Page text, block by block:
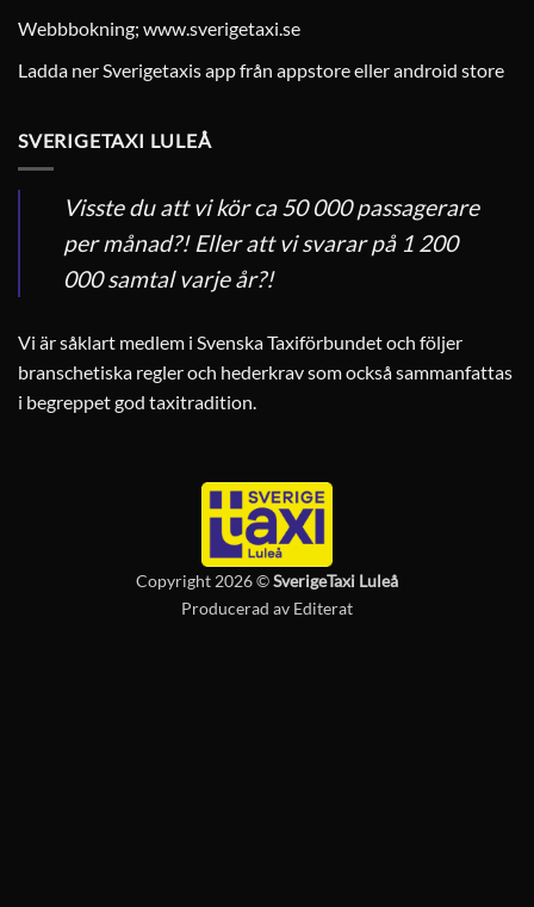
Webbbokning; www.sverigetaxi.se
Ladda ner Sverigetaxis app från appstore eller android store
SVERIGETAXI LULEÅ
Visste du att vi kör ca 50 000 passagerare
per månad?! Eller att vi svarar på 1 200
000 samtal varje år?!
Vi är såklart medlem i Svenska Taxiförbundet och följer
branschetiska regler och hederkrav som också sammanfattas
i begreppet god taxitradition.
Copyright 2026 ©SverigeTaxi Luleå
Producerad av Editerat